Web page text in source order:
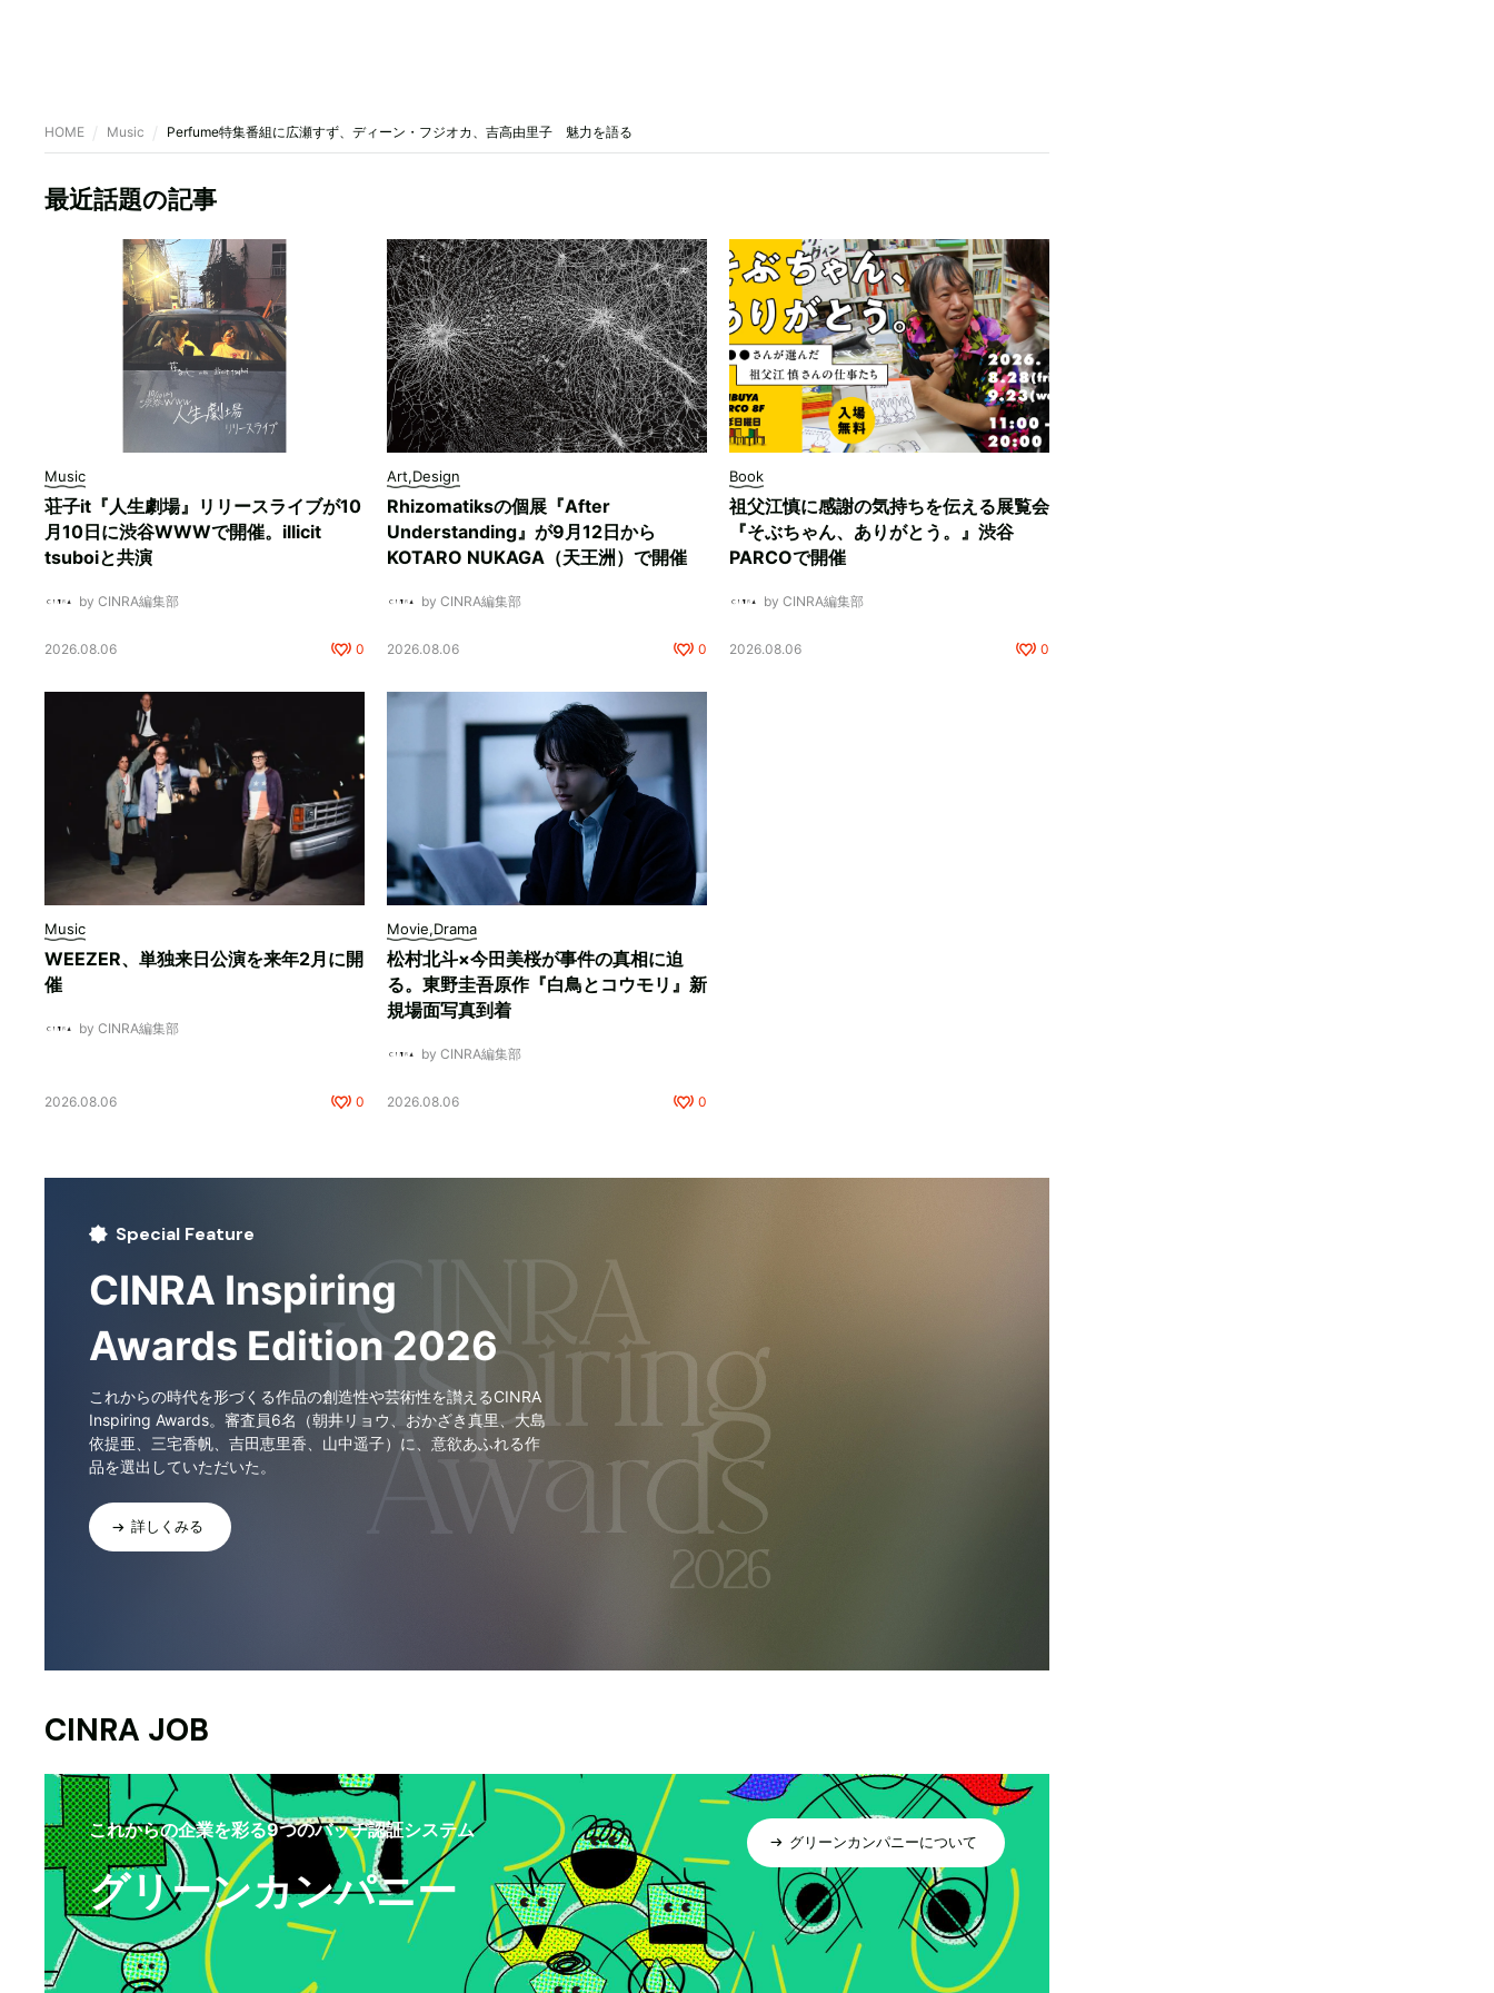
HOME Music Perfume特集番組に広瀬すず、ディーン・フジオカ、吉高由里子 魅力を語る
最近話題の記事
Music
荘子it『人生劇場』リリースライブが10
月10日に渋谷WWWで開催。illicit
tsuboiと共演
by CINRA編集部
2026.08.06 0
Art,Design
Rhizomatiksの個展『After
Understanding』が9月12日から
KOTARO NUKAGA（天王洲）で開催
by CINRA編集部
2026.08.06 0
Book
祖父江慎に感謝の気持ちを伝える展覧会
『そぶちゃん、ありがとう。』渋谷
PARCOで開催
by CINRA編集部
2026.08.06 0
Music
WEEZER、単独来日公演を来年2月に開
催
by CINRA編集部
2026.08.06 0
Movie,Drama
松村北斗×今田美桜が事件の真相に迫
る。東野圭吾原作『白鳥とコウモリ』新
規場面写真到着
by CINRA編集部
2026.08.06 0
Special Feature
CINRA Inspiring
Awards Edition 2026
これからの時代を形づくる作品の創造性や芸術性を讃えるCINRA
Inspiring Awards。審査員6名（朝井リョウ、おかざき真里、大島
依提亜、三宅香帆、吉田恵里香、山中遥子）に、意欲あふれる作
品を選出していただいた。
詳しくみる
CINRA JOB
これからの企業を彩る9つのバッヂ認証システム
グリーンカンパニー
グリーンカンパニーについて